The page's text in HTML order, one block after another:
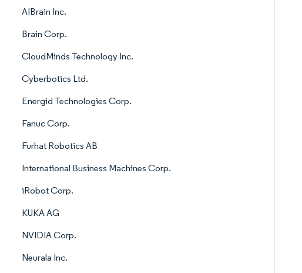
AIBrain Inc.
Brain Corp.
CloudMinds Technology Inc.
Cyberbotics Ltd.
Energid Technologies Corp.
Fanuc Corp.
Furhat Robotics AB
International Business Machines Corp.
iRobot Corp.
KUKA AG
NVIDIA Corp.
Neurala Inc.